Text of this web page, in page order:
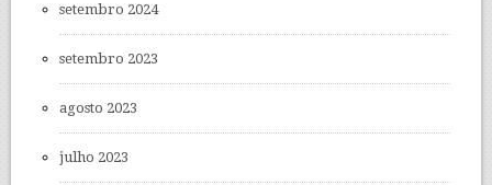
setembro 2024
setembro 2023
agosto 2023
julho 2023